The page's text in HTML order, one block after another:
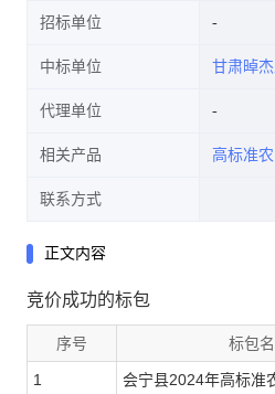
招标单位
中标单位 甘肃晫
代理单位
相关产品 高标准
联系方式
正文内容
竞价成功的标包
序号 标包
1
会宁县2024年高标准